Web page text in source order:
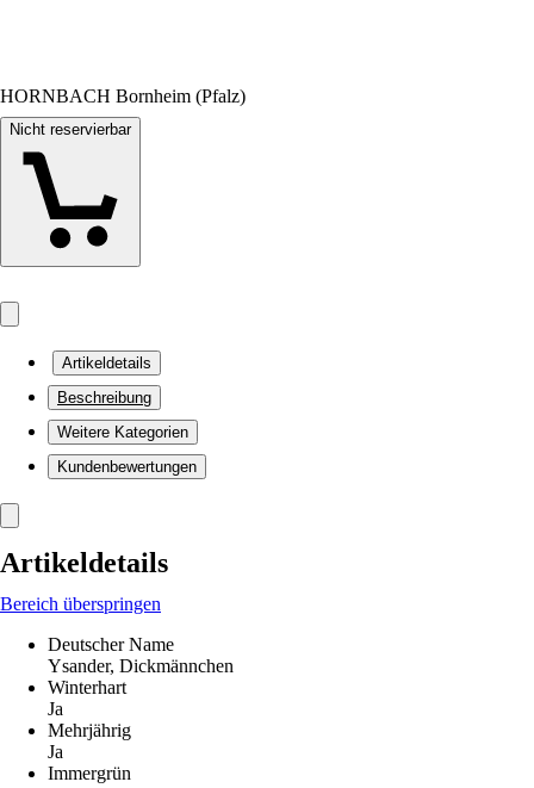
HORNBACH Bornheim (Pfalz)
Nicht reservierbar
Artikeldetails
Beschreibung
Weitere Kategorien
Kundenbewertungen
Artikeldetails
Bereich überspringen
Deutscher Name
Ysander, Dickmännchen
Winterhart
Ja
Mehrjährig
Ja
Immergrün